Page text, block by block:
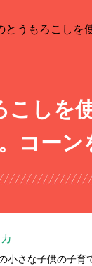
とうもろこしを
こしを
コーン
小さな子供の子育